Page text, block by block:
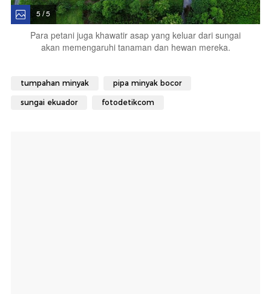
5 / 5
Para petani juga khawatir asap yang keluar dari sungai
akan memengaruhi tanaman dan hewan mereka.
tumpahan minyak pipa minyak bocor
sungai ekuador fotodetikcom